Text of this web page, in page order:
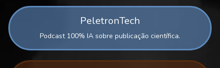
PeletronTech
Podcast 100% IA sobre publicação científica.